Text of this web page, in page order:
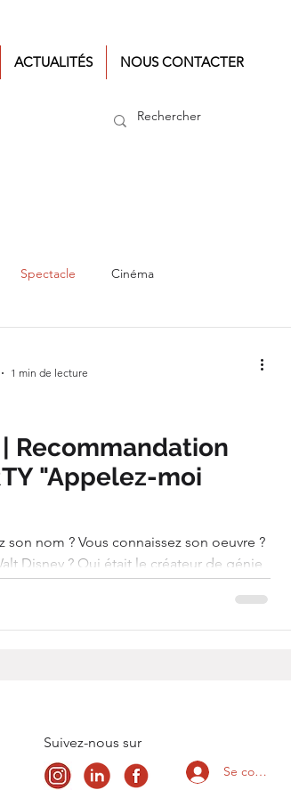
ACTUALITÉS NOUS CONTACTER
Spectacle Cinéma
Recommandation
"Appelez-moi
son nom ? Vous connaissez son oeuvre ?
le créateur de génie
notre enfance serait à jamais protégée ?
de la famille Disney pour laquelle
un fils, un frère, un mari, un père,
1 min de lecture
Suivez-nous sur
Se connecter